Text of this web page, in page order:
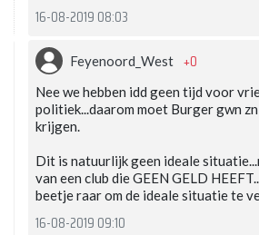
16-08-2019 08:03
Feyenoord_West +0
Nee we hebben idd geen tijd voor
politiek...daarom moet Burger gwn
krijgen.
Dit is natuurlijk geen ideale
van een club die GEEN GELD
beetje raar om de ideale situatie te
16-08-2019 09:10